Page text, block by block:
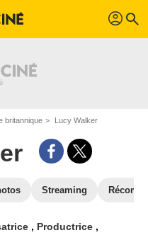
profil search
britannique Lucy Walker
Streaming
, Productrice ,